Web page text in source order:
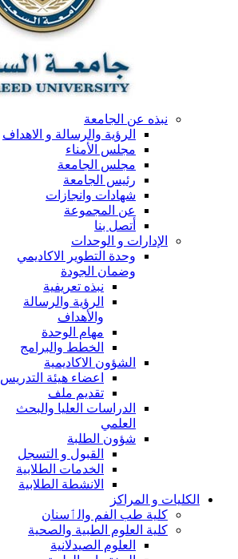
نبذه عن الجامعة
الرؤية والرسالة و الاهداف
مجلس الأمناء
مجلس الجامعة
رئيس الجامعة
شهادات وانجازات
عن المجموعة
أتصل بنا
الإدارات و الوحدات
وحدة التطوير الاكاديمي
وضمان الجودة
نبذه تعريفية
الرؤية والرسالة
والأهداف
مهام الوحدة
الخطط والبرامج
الشؤون الاكاديمية
اعضاء هيئة التدريس
تقديم ملف
الدراسات العليا والبحث
العلمي
شؤون الطلبة
القبول و التسجل
الخدمات الطلابية
الانشطة الطلابية
الكليات و المراكز
كلية طب الفم والٲسنان
كلية العلوم الطبية والصحية
العلوم الصيدلانية